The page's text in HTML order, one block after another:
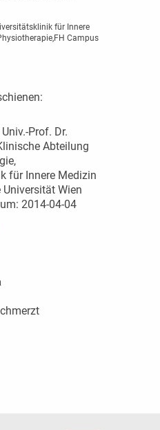
für Innere
Campus
Prof. Dr.
Abteilung
für Innere Medizin
Wien
2014-04-04